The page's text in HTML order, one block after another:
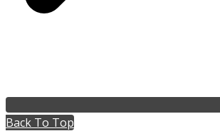
Back To Top